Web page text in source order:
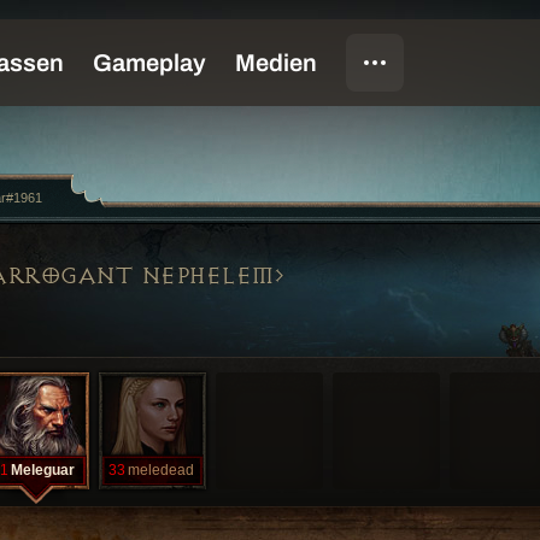
NEPHELEM
Meleguar 33meledead